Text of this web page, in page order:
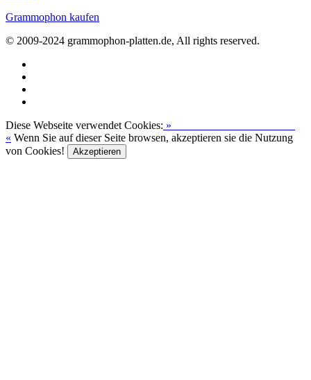
Grammophon kaufen
© 2009-2024 grammophon-platten.de, All rights reserved.
Diese Webseite verwendet Cookies: »
« Wenn Sie auf dieser Seite browsen, akzeptieren sie die Nutzung
von Cookies!
Akzeptieren